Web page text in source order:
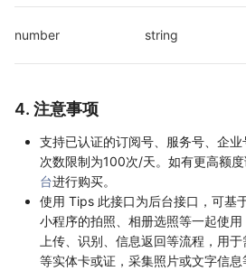
number string
4. 注意事项
支持已认证的订阅号、服务号、企业
次数限制为100次/天。如有更高额
台进行购买。
使用 Tips 此接口为后台接口，可基
小程序的拍照、相册选照等一起使用
上传、识别、信息返回等流程，用
等实体卡或证，采集照片或文字信息